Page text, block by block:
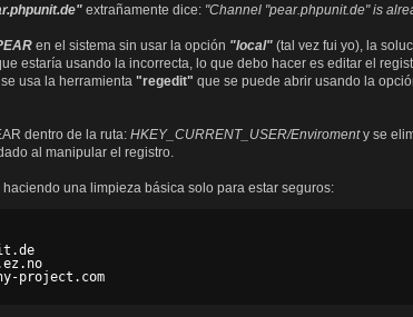
extrañamente dice: "Channel "pear.phpunit.de" is
en el sistema sin usar la opción "local" (tal vez fui yo), la
estaría usando la incorrecta, lo que debo hacer es editar el
usa la herramienta "regedit" que se puede abrir usando la
dentro de la ruta: HKEY_CURRENT_USER/Enviromenty se
al manipular el registro.
una limpieza básica solo para estar seguros:
project.com